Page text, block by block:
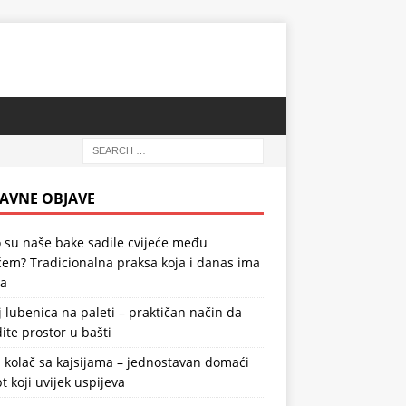
OBJAVE
su naše bake sadile cvijeće među
Tradicionalna praksa koja i danas ima
lubenica na paleti – praktičan način da
prostor u bašti
kolač sa kajsijama – jednostavan domaći
koji uvijek uspijeva